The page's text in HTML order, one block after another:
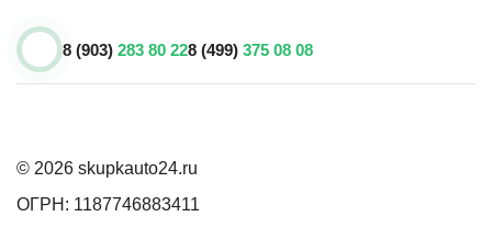
8 (903) 283 80 228 (499) 375 08 08
© 2026 skupkauto24.ru
ОГРН: 1187746883411